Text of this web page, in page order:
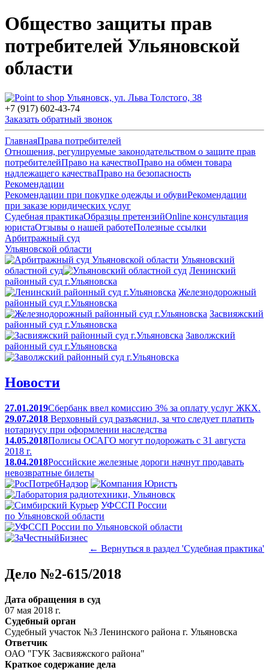
Общество защиты прав
потребителей Ульяновской
области
Ульяновск, ул. Льва Толстого, 38
+7 (917) 602-43-74
Заказать обратный звонок
ГлавнаяПрава потребителей
Отношения, регулируемые законодательством о защите прав
потребителейПраво на качествоПраво на обмен товара
надлежащего качестваПраво на безопасность
Рекомендации
Рекомендации при покупке одежды и обувиРекомендации
при заказе юридических услуг
Судебная практикаОбразцы претензийOnline консультация
юристаОтзывы о нашей работеПолезные ссылки
Арбитражный суд
Ульяновской области
Ульяновский
областной суд
Ленинский
районный суд г.Ульяновска
Железнодорожный
районный суд г.Ульяновска
Засвияжский
районный суд г.Ульяновска
Заволжский
районный суд г.Ульяновска
Новости
27.01.2019Сбербанк ввел комиссию 3% за оплату услуг ЖКХ.
29.07.2018 Верховный суд разъяснил, за что следует платить
нотариусу при оформлении наследства
14.05.2018Полисы ОСАГО могут подорожать с 31 августа
2018 г.
18.04.2018Российские железные дороги начнут продавать
невозвратные билеты
УФССП России
по Ульяновской области
← Вернуться в раздел 'Судебная практика'
Дело №2-615/2018
Дата обращения в суд
07 мая 2018 г.
Судебный орган
Судебный участок №3 Ленинского района г. Ульяновска
Ответчик
ОАО "ГУК Засвияжского района"
Краткое содержание дела